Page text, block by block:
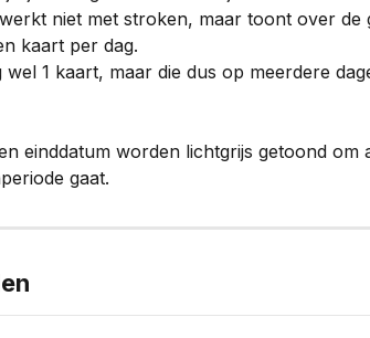
niet met stroken, maar toont over de
kaart per dag.
1 kaart, maar die dus op meerdere
einddatum worden lichtgrijs getoond om
gaat.